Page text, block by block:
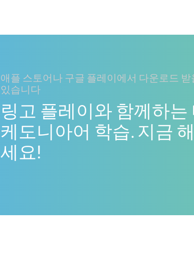
애플 스토어나 구글 플레이에서 다운로드 받
있습니다
링고 플레이와 함께하는
케도니아어 학습. 지금
세요!